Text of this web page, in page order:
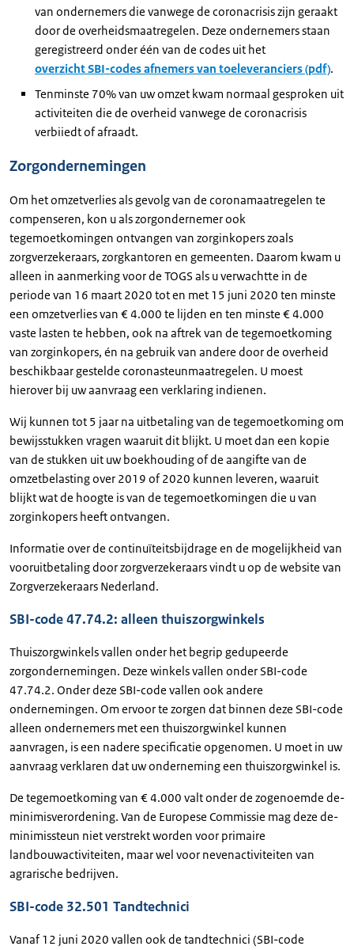
van ondernemers die vanwege de coronacrisis zijn geraakt
door de overheidsmaatregelen. Deze ondernemers staan
geregistreerd onder één van de codes uit het
overzicht SBI-codes afnemers van toeleveranciers (pdf).
Tenminste 70% van uw omzet kwam normaal gesproken uit
activiteiten die de overheid vanwege de coronacrisis
verbiiedt of afraadt.
Zorgondernemingen
Om het omzetverlies als gevolg van de coronamaatregelen te
compenseren, kon u als zorgondernemer ook
tegemoetkomingen ontvangen van zorginkopers zoals
zorgverzekeraars, zorgkantoren en gemeenten. Daarom kwam u
alleen in aanmerking voor de TOGS als u verwachtte in de
periode van 16 maart 2020 tot en met 15 juni 2020 ten minste
een omzetverlies van € 4.000 te lijden en ten minste € 4.000
vaste lasten te hebben, ook na aftrek van de tegemoetkoming
van zorginkopers, én na gebruik van andere door de overheid
beschikbaar gestelde coronasteunmaatregelen. U moest
hierover bij uw aanvraag een verklaring indienen.
Wij kunnen tot 5 jaar na uitbetaling van de tegemoetkoming om
bewijsstukken vragen waaruit dit blijkt. U moet dan een kopie
van de stukken uit uw boekhouding of de aangifte van de
omzetbelasting over 2019 of 2020 kunnen leveren, waaruit
blijkt wat de hoogte is van de tegemoetkomingen die u van
zorginkopers heeft ontvangen.
Informatie over de continuïteitsbijdrage en de mogelijkheid van
vooruitbetaling door zorgverzekeraars vindt u op de website van
Zorgverzekeraars Nederland.
SBI-code 47.74.2: alleen thuiszorgwinkels
Thuiszorgwinkels vallen onder het begrip gedupeerde
zorgondernemingen. Deze winkels vallen onder SBI-code
47.74.2. Onder deze SBI-code vallen ook andere
ondernemingen. Om ervoor te zorgen dat binnen deze SBI-code
alleen ondernemers met een thuiszorgwinkel kunnen
aanvragen, is een nadere specificatie opgenomen. U moet in uw
aanvraag verklaren dat uw onderneming een thuiszorgwinkel is.
De tegemoetkoming van € 4.000 valt onder de zogenoemde de-
minimisverordening. Van de Europese Commissie mag deze de-
minimissteun niet verstrekt worden voor primaire
landbouwactiviteiten, maar wel voor nevenactiviteiten van
agrarische bedrijven.
SBI-code 32.501 Tandtechnici
Vanaf 12 juni 2020 vallen ook de tandtechnici (SBI-code